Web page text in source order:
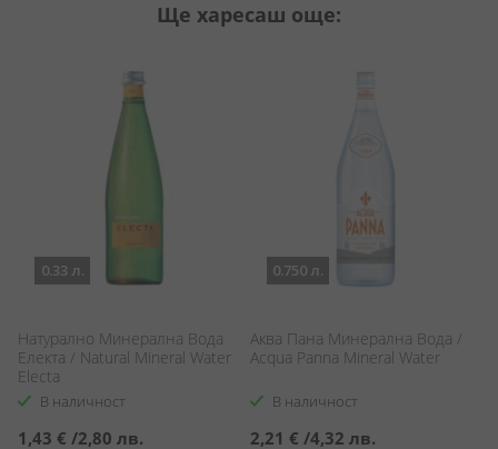
Ще харесаш още:
0.33 л.
Натурално Минерална Вода
Електа / Natural Mineral Water
Electa
В наличност
1,43 € /2,80 лв.
0.750 л.
Аква Пана Минерална Вода /
Acqua Panna Mineral Water
В наличност
2,21 € /4,32 лв.